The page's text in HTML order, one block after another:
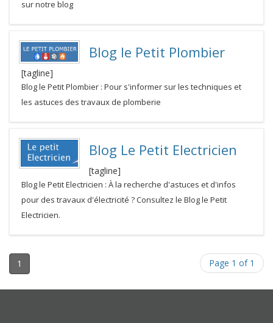
sur notre blog
Blog le Petit Plombier
[tagline]
Blog le Petit Plombier : Pour s'informer sur les techniques et
les astuces des travaux de plomberie
Blog Le Petit Electricien
[tagline]
Blog le Petit Electricien : À la recherche d'astuces et d'infos
pour des travaux d'électricité ? Consultez le Blog le Petit
Electricien.
1 Page 1 of 1